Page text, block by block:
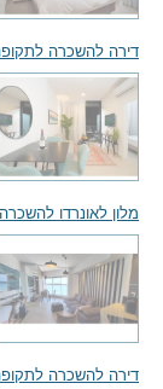
דירה להשכרה לתקופה קצרה 2
מלון לאונרדו להשכרה לתקופה
דירה להשכרה לתקופה קצרה 3